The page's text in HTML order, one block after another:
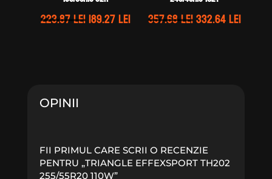
223.87leiPrețul
189.27leiPrețul357.68leiPrețul
332.64leiPrețul
OPINII
FII PRIMUL CARE SCRII O RECENZIE
PENTRU „TRIANGLE EFFEXSPORT TH202
255/55R20 110W”